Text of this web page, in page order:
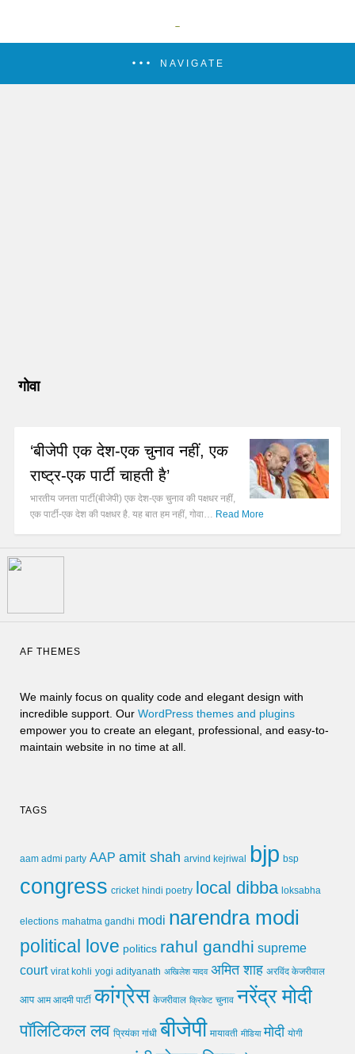
NAVIGATE
गोवा
‘बीजेपी एक देश-एक चुनाव नहीं, एक
राष्ट्र-एक पार्टी चाहती है’
भारतीय जनता पार्टी(बीजेपी) एक देश-एक चुनाव की पक्षधर नहीं,
एक पार्टी-एक देश की पक्षधर है. यह बात हम नहीं, गोवा… Read More
AF THEMES
We mainly focus on quality code and elegant design with
incredible support. Our WordPress themes and plugins
empower you to create an elegant, professional, and easy-to-
maintain website in no time at all.
TAGS
aam admi party AAP amit shah arvind kejriwal bjp bsp
congress cricket hindi poetry local dibba loksabha
elections mahatma gandhi modi narendra modi
political love politics rahul gandhi supreme
court virat kohli yogi adityanath अखिलेश यादव अमित शाह अरविंद केजरीवाल
आप आम आदमी पार्टी कांग्रेस केजरीवाल क्रिकेट चुनाव नरेंद्र मोदी
पॉलिटिकल लव प्रियंका गांधी बीजेपी मायावती मीडिया मोदी योगी